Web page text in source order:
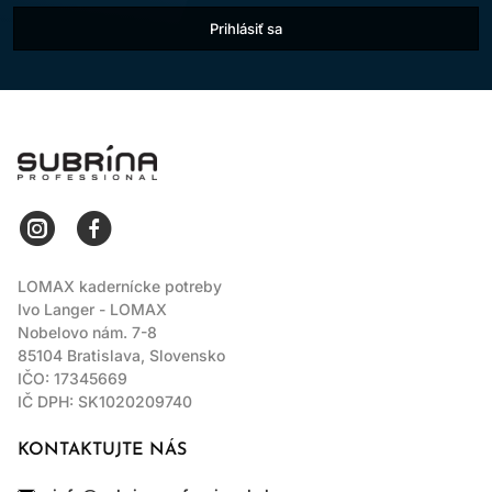
prírodným vlasom (bez zmeny prírodnej výšky odtieňu).
Prelomová technológia AminoPlex - Kombinácia troch výhod
funguje ako najjemnejšie alkalizujúce činidlo s výnimočnými
vlastnosťami zlepšujúcimi vlasy. Arginín hrá kľúčovú úlohu pri
zabezpečení kontrolovanejšieho a menej škodlivého zážitku z
farbenia a zároveň pomáha zlepšovať zdravie a integritu vlasov.
Pôsobí ako alkalizujúce činidlo
Vyživuje a posilňuje vlasy
Prihlásiť sa
LOMAX
LOMAX kadernícke potreby
Ivo Langer - LOMAX
Nobelovo nám. 7-8
85104 Bratislava, Slovensko
IČO: 17345669
IČ DPH: SK1020209740
KONTAKTUJTE NÁS